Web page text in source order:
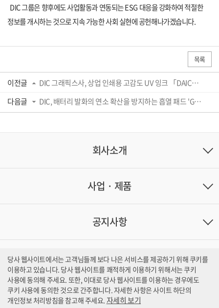
DIC그룹은 향후에도 사업활동과 연동되는ESG 대응을 강화하여 적절한
정보를 개시하는 것으로 지속 가능한 사회 실현에 공헌해나가겠습니다.
목록
이전글
DIC 그래픽스사, 상업 인쇄용 고감도 UV 잉크 「DAICURE HR PINESTER™」 출시
다음글
DIC, 배터리 발화의 연소 확산을 방지하는 흡열 패드 'GELRAMIC™(게라믹)' 개발
회사소개
사업 · 제품
공지사항
문의처
당사 웹사이트에서는 고객님들께 보다 나은 서비스를 제공하기 위해 쿠키를
이용하고 있습니다. 당사 웹사이트를 쾌적하게 이용하기 위해서는 쿠키
사용에 동의해 주세요. 또한, 이대로 당사 웹사이트를 이용하는 경우에도
쿠키 사용에 동의한 것으로 간주합니다.자세한 사항은 사이트 하단의
개인정보 처리방침을 참고해 주세요. 자세히 보기